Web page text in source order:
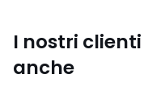
I nostri
anche